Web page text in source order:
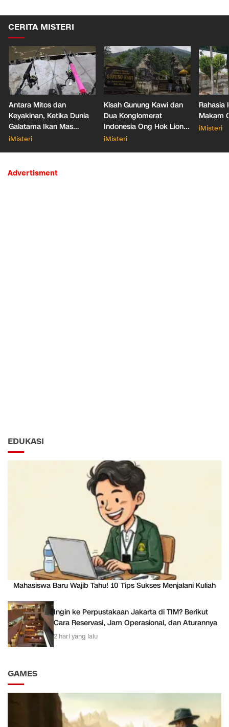
CERITA MISTERI
Antara Mitos dan
Keyakinan, Ketika Dunia
Galatama Ikan Mas
Bersentuhan dengan Hal
iMisteri
Kisah Gunung Kawi dan
Dua Konglomerat
Indonesia Ong Hok Liong
hingga Liem Sioe Liong
iMisteri
Rahasia
Makam
iMisteri
Advertisment
EDUKASI
Mahasiswa Baru Wajib Tahu! 10 Tips Sukses Menjalani Kuliah
Ingin ke Perpustakaan Jakarta di TIM? Berikut
Cara Reservasi, Jam Operasional, dan Aturannya
2 hari yang lalu
GAMES